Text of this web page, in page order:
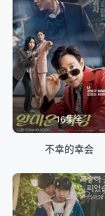
16集全
不幸的幸会